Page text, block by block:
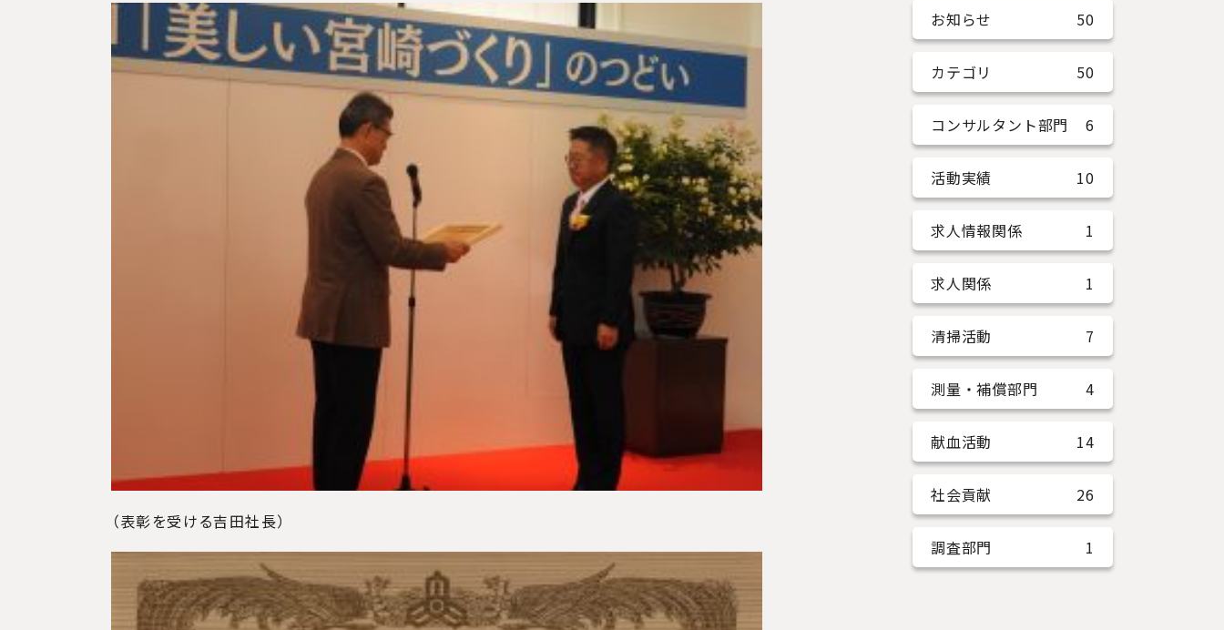
（表彰を受ける吉田社長）
お知らせ 50
カテゴリ 50
コンサルタント部門 6
活動実績 10
求人情報関係 1
求人関係 1
清掃活動 7
測量・補償部門 4
献血活動 14
社会貢献 26
調査部門 1